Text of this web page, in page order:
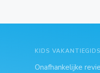
KIDS VAKANTIEGIDS
Onafhankelijke